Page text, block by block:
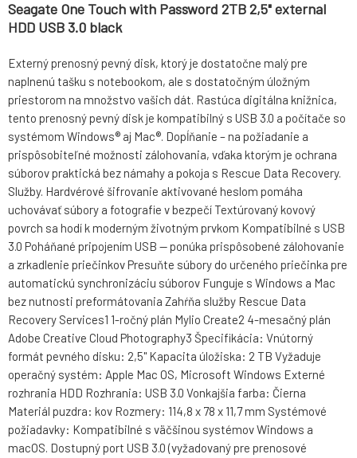
Seagate One Touch with Password 2TB 2,5" external
HDD USB 3.0 black
Externý prenosný pevný disk, ktorý je dostatočne malý pre
naplnenú tašku s notebookom, ale s dostatočným úložným
priestorom na množstvo vašich dát. Rastúca digitálna knižnica,
tento prenosný pevný disk je kompatibilný s USB 3.0 a počítače so
systémom Windows® aj Mac®. Dopĺňanie – na požiadanie a
prispôsobiteľné možnosti zálohovania, vďaka ktorým je ochrana
súborov praktická bez námahy a pokoja s Rescue Data Recovery.
Služby. Hardvérové šifrovanie aktivované heslom pomáha
uchovávať súbory a fotografie v bezpečí Textúrovaný kovový
povrch sa hodí k moderným životným prvkom Kompatibilné s USB
3.0 Poháňané pripojením USB — ponúka prispôsobené zálohovanie
a zrkadlenie priečinkov Presuňte súbory do určeného priečinka pre
automatickú synchronizáciu súborov Funguje s Windows a Mac
bez nutnosti preformátovania Zahŕňa služby Rescue Data
Recovery Services1 1-ročný plán Mylio Create2 4-mesačný plán
Adobe Creative Cloud Photography3 Špecifikácia: Vnútorný
formát pevného disku: 2,5" Kapacita úložiska: 2 TB Vyžaduje
operačný systém: Apple Mac OS, Microsoft Windows Externé
rozhrania HDD Rozhrania: USB 3.0 Vonkajšia farba: Čierna
Materiál puzdra: kov Rozmery: 114,8 x 78 x 11,7 mm Systémové
požiadavky: Kompatibilné s väčšinou systémov Windows a
macOS. Dostupný port USB 3.0 (vyžadovaný pre prenosové